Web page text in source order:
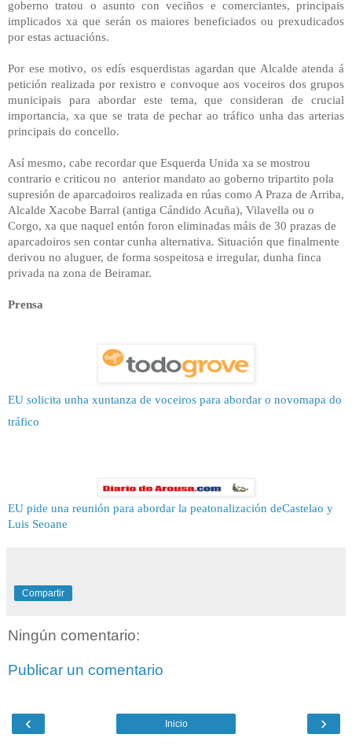
goberno tratou o asunto con veciños e comerciantes, principais
implicados xa que serán os maiores beneficiados ou prexudicados
por estas actuacións.
Por ese motivo, os edís esquerdistas agardan que Alcalde atenda á
petición realizada por rexistro e convoque aos voceiros dos grupos
municipais para abordar este tema, que consideran de crucial
importancia, xa que se trata de pechar ao tráfico unha das arterias
principais do concello.
Así mesmo, cabe recordar que Esquerda Unida xa se mostrou
contrario e criticou no anterior mandato ao goberno tripartito pola
supresión de aparcadoiros realizada en rúas como A Praza de Arriba,
Alcalde Xacobe Barral (antiga Cándido Acuña), Vilavella ou o
Corgo, xa que naquel entón foron eliminadas máis de 30 prazas de
aparcadoiros sen contar cunha alternativa. Situación que finalmente
derivou no aluguer, de forma sospeitosa e irregular, dunha finca
privada na zona de Beiramar.
Prensa
EU solicita unha xuntanza de voceiros para abordar o novomapa do
tráfico
EU pide una reunión para abordar la peatonalización deCastelao y
Luis Seoane
Compartir
Ningún comentario:
Publicar un comentario
‹ ›
Inicio